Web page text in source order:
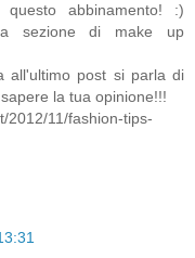
abbinamento! :)
sezione di make up
all'ultimo post si parla di
la tua opinione!!!
2012/11/fashion-tips-